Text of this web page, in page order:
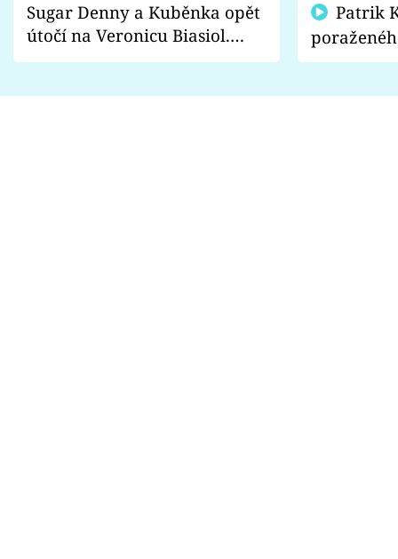
Sugar Denny a Kuběnka opět
útočí na Veronicu Biasiol.
Proč je podle nich falešná a
fanoušci